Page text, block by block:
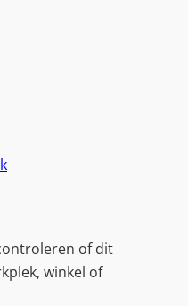
of dit
winkel of